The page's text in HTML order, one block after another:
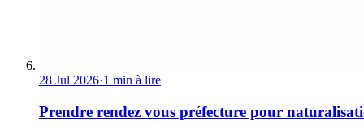
28 Jul 2026·1 min à lire
Prendre rendez vous préfecture pour